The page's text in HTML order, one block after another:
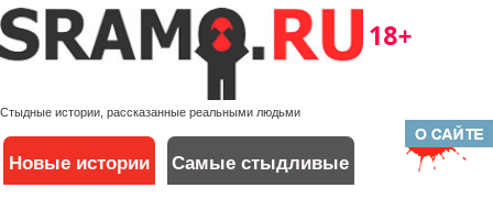
Стыдные истории, рассказанные реальными людьми
Новые истории Самые стыдливые